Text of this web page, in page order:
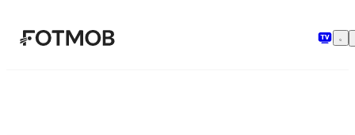
ข้ามไปยังเนื้อหาหลัก